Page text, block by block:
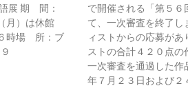
展 期 間：
月）は休館
時場 所：ブ
で開催される「第５６
て、一次審査を終了し
ィストからの応募が
ストの合計４２０点の
一次審査を通過した作
年７月２３日および２